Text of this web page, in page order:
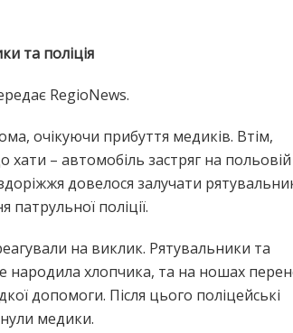
та поліція
RegioNews.
очікуючи прибуття медиків. Втім,
хати – автомобіль застряг на польовій
довелося залучати
поліції.
на виклик. Рятувальники та
народила хлопчика, та на ношах
допомоги. Після цього поліцейські
медики.